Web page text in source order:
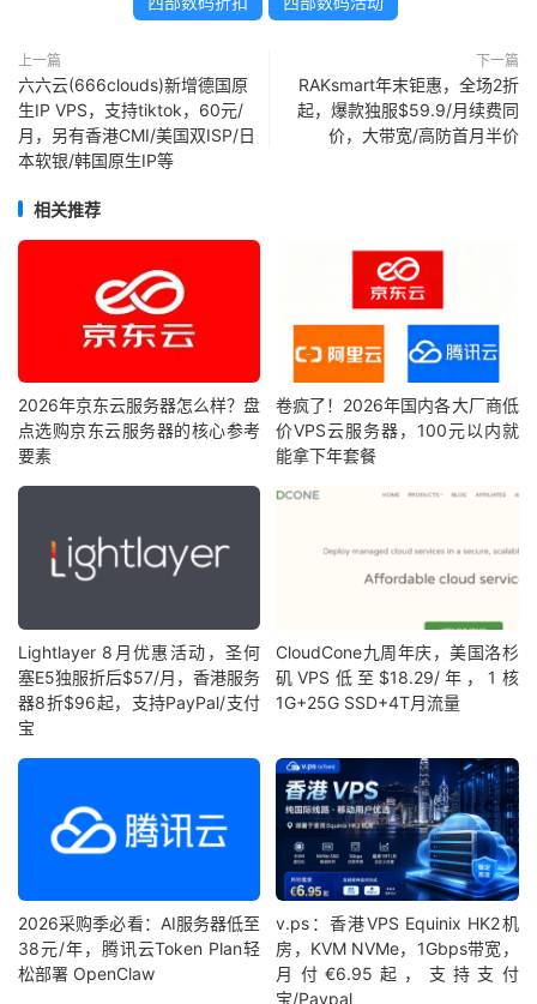
上一篇
六六云(666clouds)新增德国原
生IP VPS，支持tiktok，60元/
月，另有香港CMI/美国双ISP/日
本软银/韩国原生IP等
下一篇
RAKsmart年末钜惠，全场2折
起，爆款独服$59.9/月续费同
价，大带宽/高防首月半价
相关推荐
2026年京东云服务器怎么样？盘
点选购京东云服务器的核心参考
要素
卷疯了！2026年国内各大厂商低
价VPS云服务器，100元以内就
能拿下年套餐
Lightlayer 8月优惠活动，圣何
塞E5独服折后$57/月，香港服务
器8折$96起，支持PayPal/支付
宝
CloudCone九周年庆，美国洛杉
矶VPS低至$18.29/年，1核
1G+25G SSD+4T月流量
2026采购季必看：AI服务器低至
38元/年，腾讯云Token Plan轻
松部署 OpenClaw
v.ps：香港VPS Equinix HK2机
房，KVM NVMe，1Gbps带宽，
月付€6.95起，支持支付
宝/Paypal